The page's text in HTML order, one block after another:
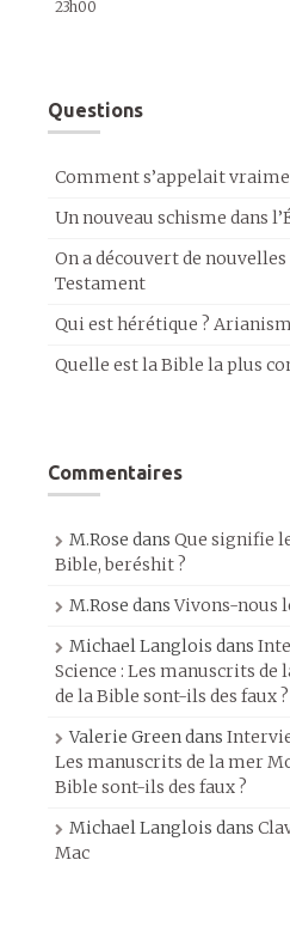
23h00
Questions
Comment s’appelait
Un nouveau schisme dans
On a découvert de
Testament
Qui est hérétique ?
Quelle est la Bible la plus
Commentaires
M.Rose dans Que signifie
Bible, beréshit ?
M.Rose dansVivons-nous
Michael Langlois dans
Science : Les manuscrits de
de la Bible sont-ils des faux ?
Valerie Greendans
Les manuscrits de la mer
Bible sont-ils des faux ?
Michael Langlois dans
Mac